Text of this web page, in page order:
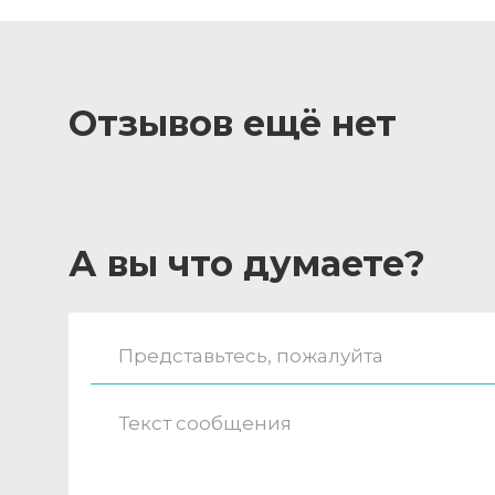
Отзывов ещё нет
А вы что думаете?